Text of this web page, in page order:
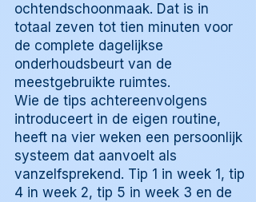
ochtendschoonmaak. Dat is in
totaal zeven tot tien minuten voor
de complete dagelijkse
onderhoudsbeurt van de
meestgebruikte ruimtes.
Wie de tips achtereenvolgens
introduceert in de eigen routine,
heeft na vier weken een persoonlijk
systeem dat aanvoelt als
vanzelfsprekend. Tip 1 in week 1, tip
4 in week 2, tip 5 in week 3 en de